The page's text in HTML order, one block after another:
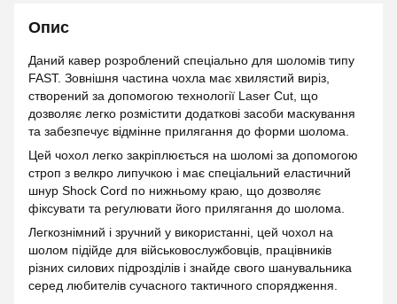
Опис
Даний кавер розроблений спеціально для шоломів типу
FAST. Зовнішня частина чохла має хвилястий виріз,
створений за допомогою технології Laser Cut, що
дозволяє легко розмістити додаткові засоби маскування
та забезпечує відмінне прилягання до форми шолома.
Цей чохол легко закріплюється на шоломі за допомогою
строп з велкро липучкою і має спеціальний еластичний
шнур Shock Cord по нижньому краю, що дозволяє
фіксувати та регулювати його прилягання до шолома.
Легкознімний і зручний у використанні, цей чохол на
шолом підійде для військовослужбовців, працівників
різних силових підрозділів і знайде свого шанувальника
серед любителів сучасного тактичного спорядження.